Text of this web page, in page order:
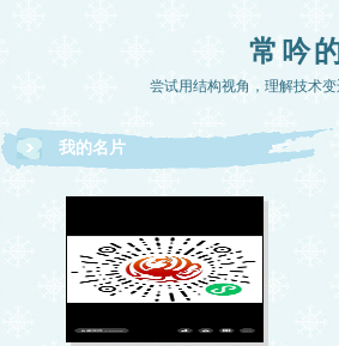
常吟
尝试用结构视角，理解技术变
我的名片